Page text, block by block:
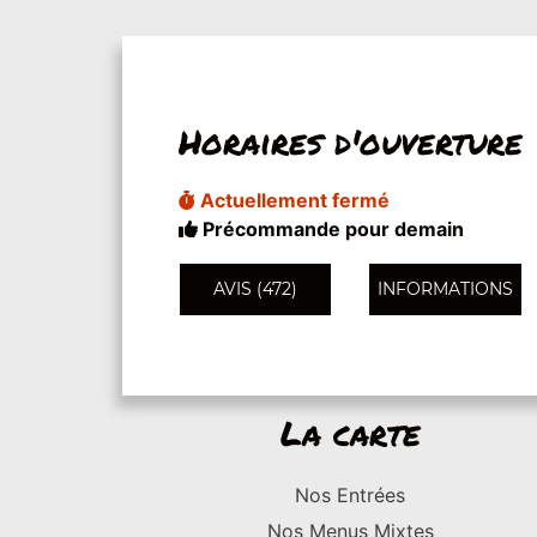
Horaires d'ouverture
Actuellement fermé
Précommande pour demain
AVIS (472) INFORMATIONS
La carte
Nos Entrées
Nos Menus Mixtes